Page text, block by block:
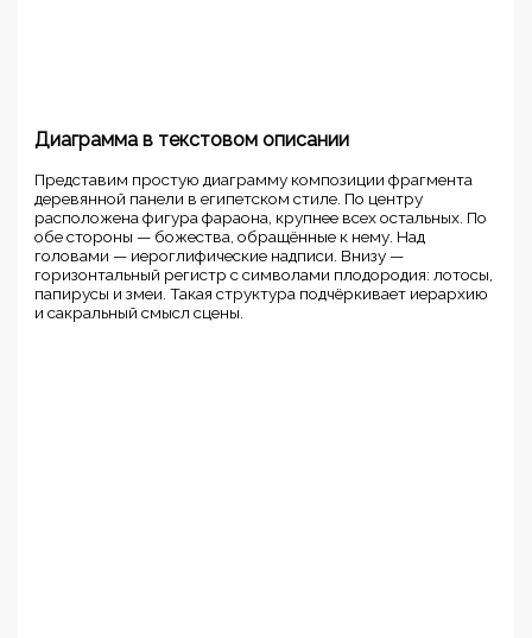
Диаграмма в текстовом описании
Представим простую диаграмму композиции фрагмента
деревянной панели в египетском стиле. По центру
расположена фигура фараона, крупнее всех остальных. По
обе стороны — божества, обращённые к нему. Над
головами — иероглифические надписи. Внизу —
горизонтальный регистр с символами плодородия: лотосы,
папирусы и змеи. Такая структура подчёркивает иерархию
и сакральный смысл сцены.